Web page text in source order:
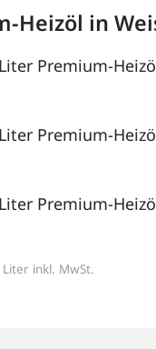
Heizöl in
Premium-
Premium-
Premium-
inkl. MwSt.